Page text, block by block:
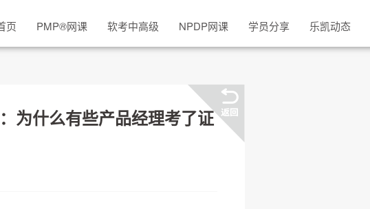
页 PMP®网课 软考中高级 NPDP网课 学员分享 乐凯动态
为什么有些产品经理考了证